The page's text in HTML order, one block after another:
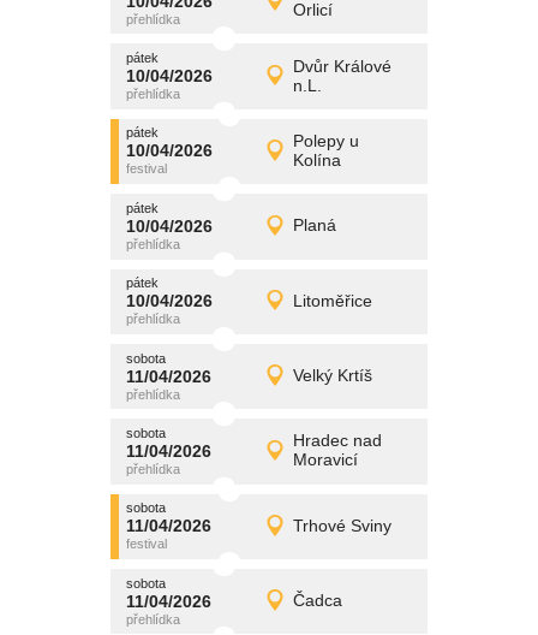
Orlicí
pátek Detail
pátek
10/04/2026
Dvůr Králové
n.L.
pátek
10/04/2026 Detail
promítání
pátek
10/04/2026
Polepy u
Kolína
pátek
10/04/2026 Detail
promítání
pátek
10/04/2026 Planá
pátek
10/04/2026 Detail
promítání
pátek
10/04/2026 Litoměřice
pátek
10/04/2026 Detail
promítání
sobota
11/04/2026 Velký Krtíš
sobota
11/04/2026 Detail
promítání
sobota
11/04/2026
Hradec nad
Moravicí
sobota
11/04/2026 Detail
promítání
sobota
11/04/2026 Trhové Sviny
sobota
11/04/2026 Detail
promítání
sobota
11/04/2026 Čadca
sobota
11/04/2026 Detail
promítání